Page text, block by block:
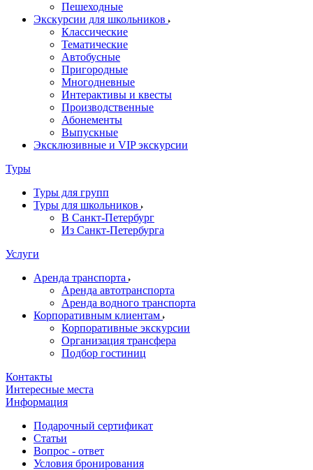
Пешеходные
Экскурсии для школьников
Классические
Тематические
Автобусные
Пригородные
Многодневные
Интерактивы и квесты
Производственные
Абонементы
Выпускные
Эксклюзивные и VIP экскурсии
Туры
Туры для групп
Туры для школьников
В Санкт-Петербург
Из Санкт-Петербурга
Услуги
Аренда транспорта
Аренда автотранспорта
Аренда водного транспорта
Корпоративным клиентам
Корпоративные экскурсии
Организация трансфера
Подбор гостиниц
Контакты
Интересные места
Информация
Подарочный сертификат
Статьи
Вопрос - ответ
Условия бронирования